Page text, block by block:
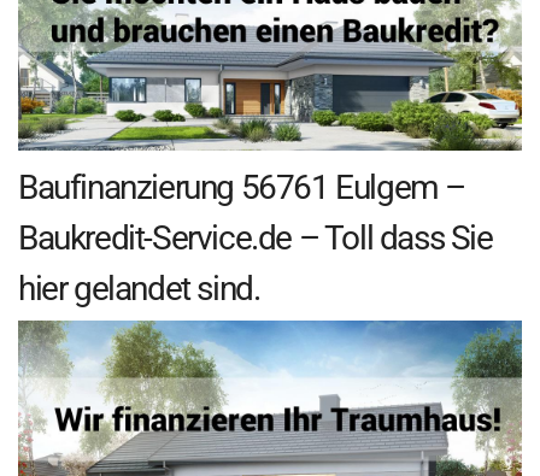
Baufinanzierung 56761 Eulgem –
Baukredit-Service.de – Toll dass Sie
hier gelandet sind.